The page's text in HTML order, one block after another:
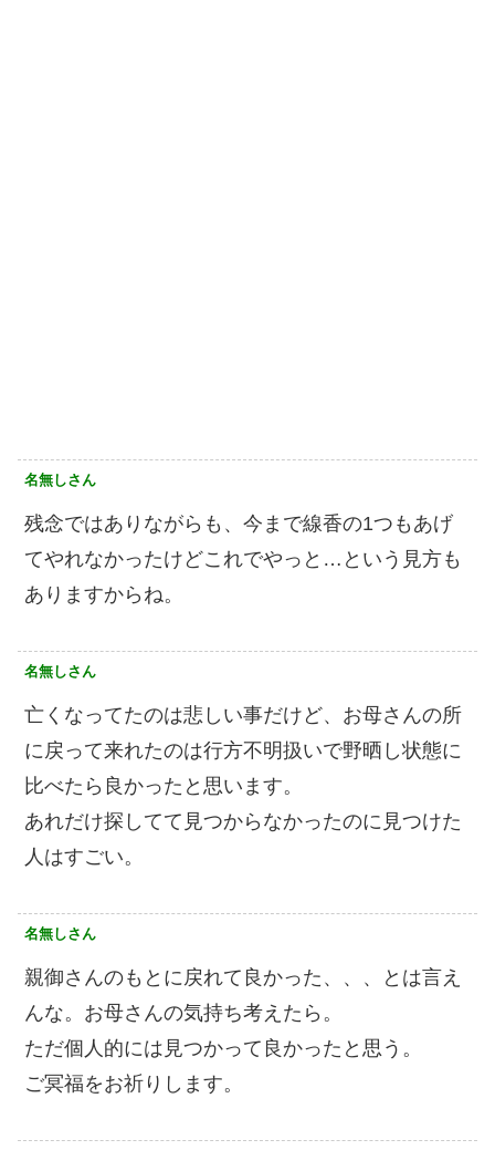
名無しさん
残念ではありながらも、今まで線香の1つもあげ
てやれなかったけどこれでやっと…という見方も
ありますからね。
名無しさん
亡くなってたのは悲しい事だけど、お母さんの所
に戻って来れたのは行方不明扱いで野晒し状態に
比べたら良かったと思います。
あれだけ探してて見つからなかったのに見つけた
人はすごい。
名無しさん
親御さんのもとに戻れて良かった、、、とは言え
んな。お母さんの気持ち考えたら。
ただ個人的には見つかって良かったと思う。
ご冥福をお祈りします。